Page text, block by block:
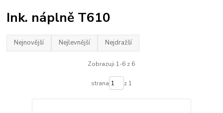
Ink. náplně T610
Nejnovější Nejlevnější Nejdražší
Zobrazuji 1-6 z 6
strana z 1